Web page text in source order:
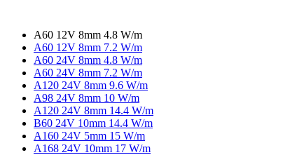
A60 12V 8mm 4.8 W/m
A60 12V 8mm 7.2 W/m
A60 24V 8mm 4.8 W/m
A60 24V 8mm 7.2 W/m
A120 24V 8mm 9.6 W/m
A98 24V 8mm 10 W/m
A120 24V 8mm 14.4 W/m
B60 24V 10mm 14.4 W/m
A160 24V 5mm 15 W/m
A168 24V 10mm 17 W/m